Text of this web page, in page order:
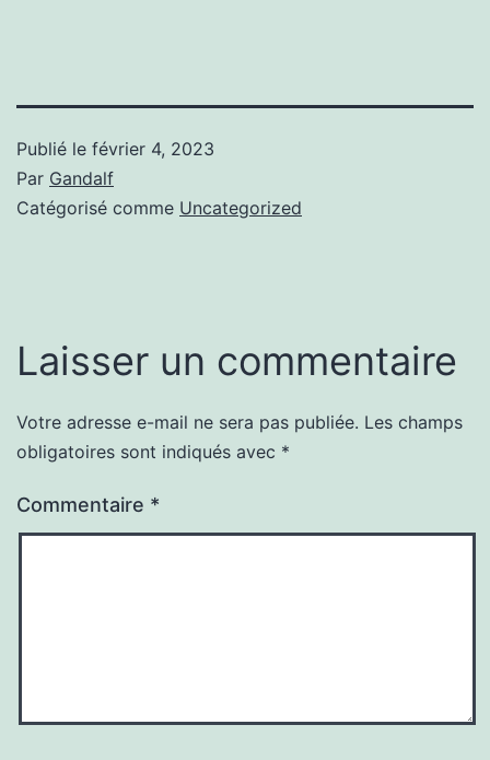
Publié le février 4, 2023
Par Gandalf
Catégorisé comme Uncategorized
Laisser un commentaire
Votre adresse e-mail ne sera pas publiée. Les champs
obligatoires sont indiqués avec *
Commentaire *